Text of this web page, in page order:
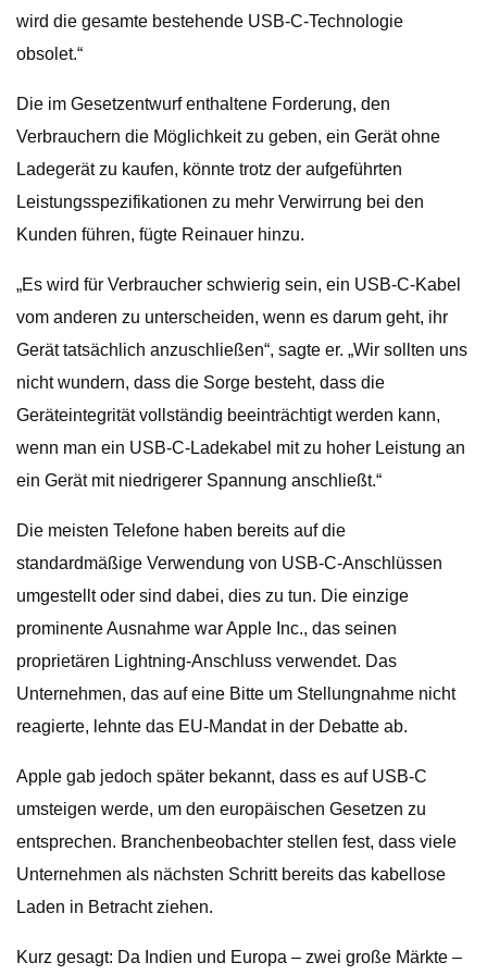
wird die gesamte bestehende USB-C-Technologie
obsolet.“
Die im Gesetzentwurf enthaltene Forderung, den
Verbrauchern die Möglichkeit zu geben, ein Gerät ohne
Ladegerät zu kaufen, könnte trotz der aufgeführten
Leistungsspezifikationen zu mehr Verwirrung bei den
Kunden führen, fügte Reinauer hinzu.
„Es wird für Verbraucher schwierig sein, ein USB-C-Kabel
vom anderen zu unterscheiden, wenn es darum geht, ihr
Gerät tatsächlich anzuschließen“, sagte er. „Wir sollten uns
nicht wundern, dass die Sorge besteht, dass die
Geräteintegrität vollständig beeinträchtigt werden kann,
wenn man ein USB-C-Ladekabel mit zu hoher Leistung an
ein Gerät mit niedrigerer Spannung anschließt.“
Die meisten Telefone haben bereits auf die
standardmäßige Verwendung von USB-C-Anschlüssen
umgestellt oder sind dabei, dies zu tun. Die einzige
prominente Ausnahme war Apple Inc., das seinen
proprietären Lightning-Anschluss verwendet. Das
Unternehmen, das auf eine Bitte um Stellungnahme nicht
reagierte, lehnte das EU-Mandat in der Debatte ab.
Apple gab jedoch später bekannt, dass es auf USB-C
umsteigen werde, um den europäischen Gesetzen zu
entsprechen. Branchenbeobachter stellen fest, dass viele
Unternehmen als nächsten Schritt bereits das kabellose
Laden in Betracht ziehen.
Kurz gesagt: Da Indien und Europa – zwei große Märkte –